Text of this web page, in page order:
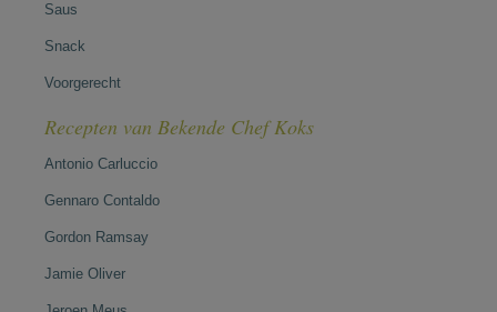
Saus
Snack
Voorgerecht
Recepten van Bekende Chef Koks
Antonio Carluccio
Gennaro Contaldo
Gordon Ramsay
Jamie Oliver